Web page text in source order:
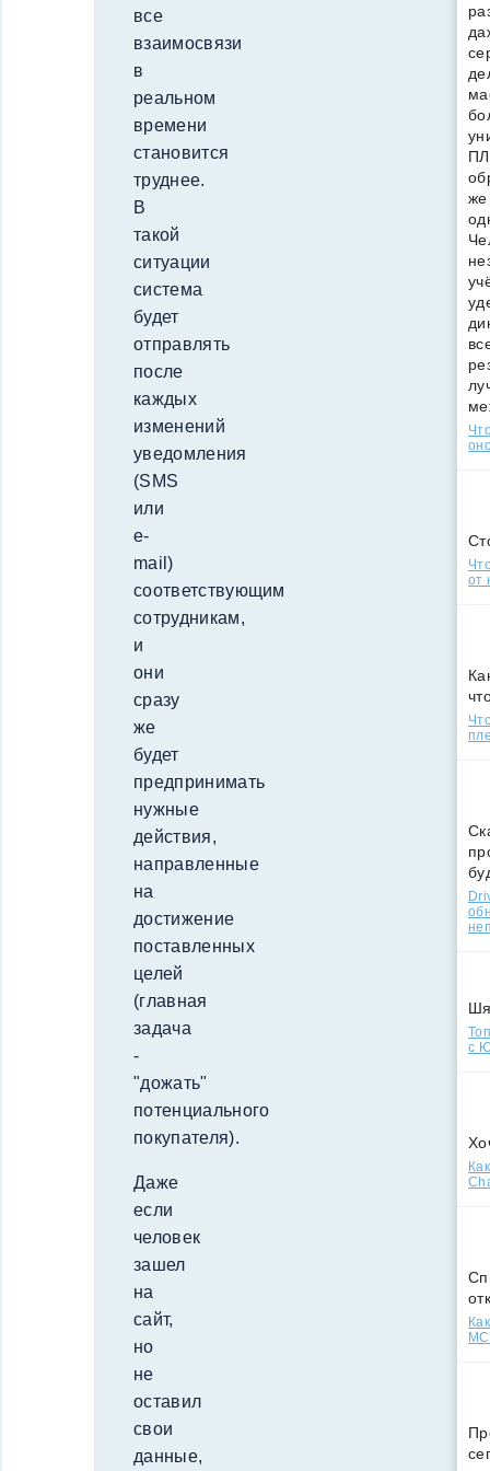
все
взаимосвязи
в
реальном
времени
становится
труднее.
В
такой
ситуации
система
будет
отправлять
после
каждых
изменений
уведомления
(SMS
или
e-
mail)
соответствующим
сотрудникам,
и
они
сразу
же
будет
предпринимать
нужные
действия,
направленные
на
достижение
поставленных
целей
(главная
задача
-
"дожать"
потенциального
покупателя).
Даже
если
человек
зашел
на
сайт,
но
не
оставил
свои
данные,
же
от
с